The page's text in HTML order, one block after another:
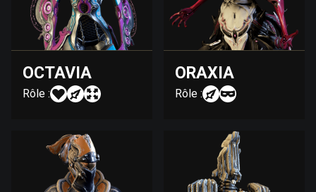
OCTAVIA
Rôle :
ORAXIA
Rôle :